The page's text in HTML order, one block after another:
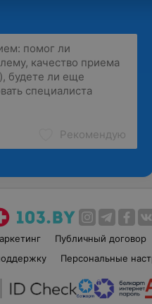
Рекомендую
Публичный договор
Персональные